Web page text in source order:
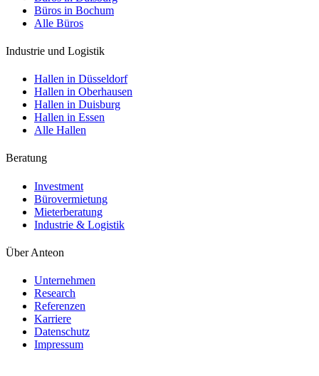
Büros in Bochum
Alle Büros
Industrie und Logistik
Hallen in Düsseldorf
Hallen in Oberhausen
Hallen in Duisburg
Hallen in Essen
Alle Hallen
Beratung
Investment
Bürovermietung
Mieterberatung
Industrie & Logistik
Über Anteon
Unternehmen
Research
Referenzen
Karriere
Datenschutz
Impressum